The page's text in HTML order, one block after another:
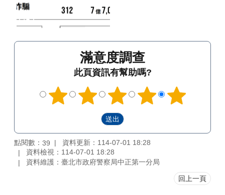
滿意度調查
此頁資訊有幫助嗎?
點閱數： 39
資料更新：114-07-01 18:28
資料檢視：114-07-01 18:28
資料維護：臺北市政府警察局中正第一分局
回上一頁